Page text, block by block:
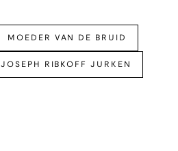
MOEDER VAN DE BRUID
JOSEPH RIBKOFF JURKEN